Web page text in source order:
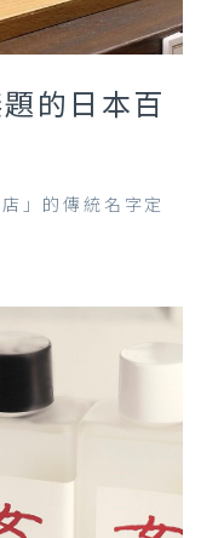
的日本百
」的傳統名字定